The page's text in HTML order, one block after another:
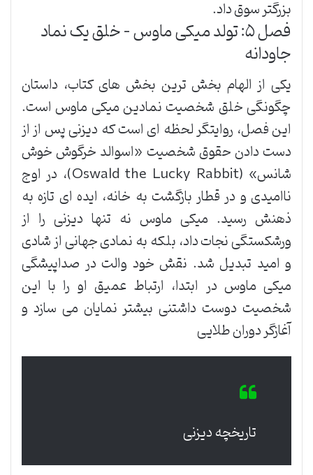
بزرگتر سوق داد.
فصل ۵: تولد میکی ماوس – خلق یک نماد
جاودانه
یکی از الهام بخش ترین بخش های کتاب، داستان
چگونگی خلق شخصیت نمادین میکی ماوس است.
این فصل، روایتگر لحظه ای است که دیزنی پس از از
دست دادن حقوق شخصیت «اسوالد خرگوش خوش
شانس» (Oswald the Lucky Rabbit)، در اوج
ناامیدی و در قطار بازگشت به خانه، ایده ای تازه به
ذهنش رسید. میکی ماوس نه تنها دیزنی را از
ورشکستگی نجات داد، بلکه به نمادی جهانی از شادی
و امید تبدیل شد. نقش خود والت در صداپیشگی
میکی ماوس در ابتدا، ارتباط عمیق او را با این
شخصیت دوست داشتنی بیشتر نمایان می سازد و
آغازگر دوران طلایی
تاریخچه دیزنی